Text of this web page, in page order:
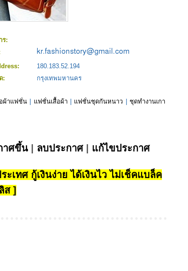
ร:
180.183.52.194
: กรุงเทพมหานคร
ผ้าแฟชั่น แฟชั่นเสื้อผ้า แฟชั่นชุดกันหนาว |ชุดทำงานเกา
าศขึ้น ลบประกาศ| แก้ไขประกาศ
เทศ กู้เงินง่าย ได้เงินไว ไม่เช็คแบล็ค
ส ]